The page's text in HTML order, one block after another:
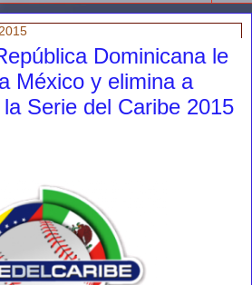
Dominicana le
México y elimina a
Serie del Caribe 2015